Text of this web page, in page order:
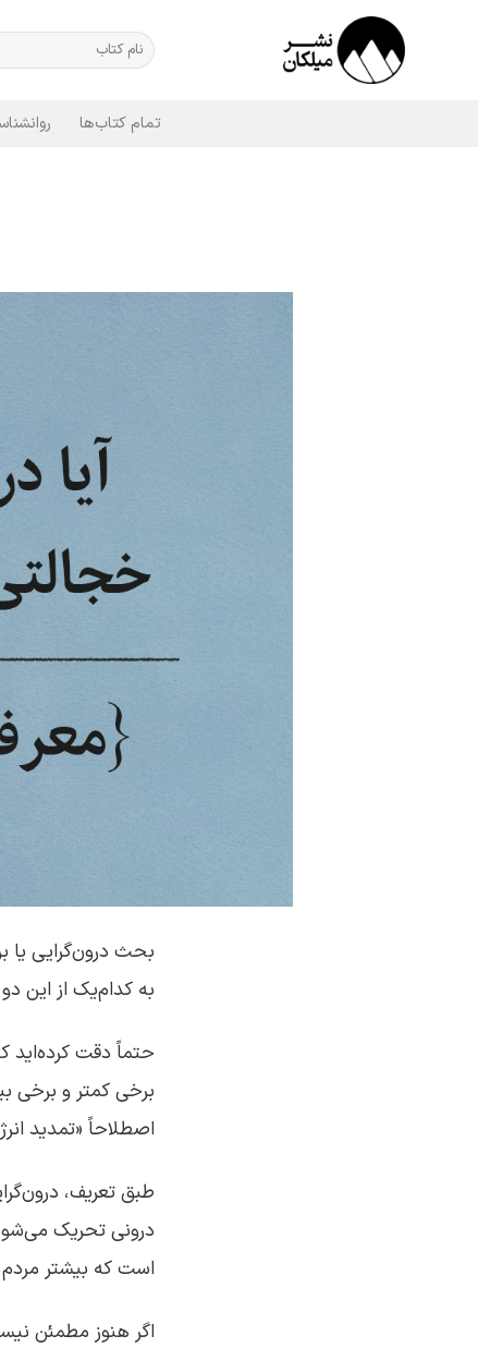
جستجو
برای:
تمام کتاب‌ها
بحث درون‌گرایی یا
به کدام‌یک از این
حتماً دقت کرده‌اید
برخی کمتر و برخی
اصطلاحاً «تمدید
طبق تعریف،
درونی تحریک
است که بیشتر مردم
اگر هنوز مطمئن